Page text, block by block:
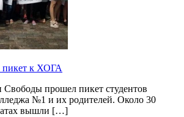
к ХОГА
прошел пикет студентов
№1 и их родителей. Около 30
вышли […]